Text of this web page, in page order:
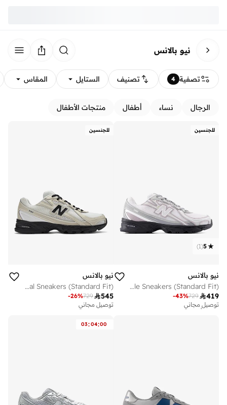
نيو بالانس
تصفية 4 تصنيف الستايل المقاس
الرجال نساء أطفال منتجات الأطفال
للجنسين
5
(
1
)
نيو بالانس
Unisex 740 Lifestyle Sneakers (Standard Fit)
419
729
-43%
توصيل مجاني
تم بيع أكثر من 50 مؤخرا
للجنسين
نيو بالانس
Unisex 740 casual Sneakers (Standard Fit)
545
729
-26%
توصيل مجاني
03:04:00